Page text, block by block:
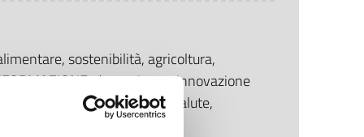
sostenibilità, agricoltura,
data science, innovazione
food, CONSUMATORE, salute,